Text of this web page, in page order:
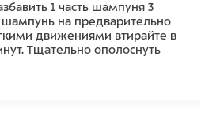
1 часть шампуня 3
на предварительно
движениями втирайте в
Тщательно ополоснуть